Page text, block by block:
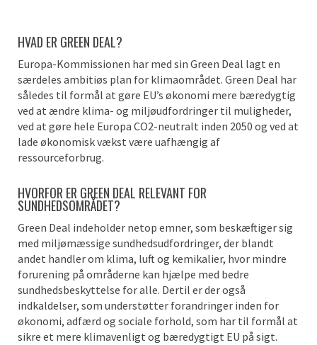
HVAD ER GREEN DEAL?
Europa-Kommissionen har med sin Green Deal lagt en
særdeles ambitiøs plan for klimaområdet. Green Deal har
således til formål at gøre EU’s økonomi mere bæredygtig
ved at ændre klima- og miljøudfordringer til muligheder,
ved at gøre hele Europa CO2-neutralt inden 2050 og ved at
lade økonomisk vækst være uafhængig af
ressourceforbrug.
HVORFOR ER GREEN DEAL RELEVANT FOR
SUNDHEDSOMRÅDET?
Green Deal indeholder netop emner, som beskæftiger sig
med miljømæssige sundhedsudfordringer, der blandt
andet handler om klima, luft og kemikalier, hvor mindre
forurening på områderne kan hjælpe med bedre
sundhedsbeskyttelse for alle. Dertil er der også
indkaldelser, som understøtter forandringer inden for
økonomi, adfærd og sociale forhold, som har til formål at
sikre et mere klimavenligt og bæredygtigt EU på sigt.